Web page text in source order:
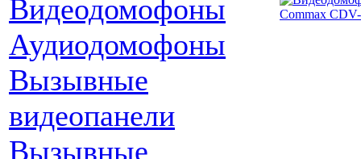
Видеодомофоны
Аудиодомофоны
Вызывные
видеопанели
Вызывные